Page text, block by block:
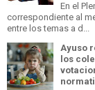
En el
correspondiente al
entre los temas a d...
Ayuso
los